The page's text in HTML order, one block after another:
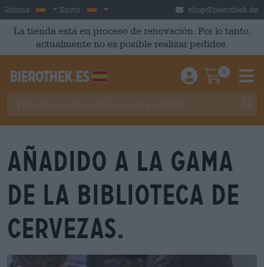
Skip to main content
Idioma: Spanish
Envío: España shop@bierothek.de
La tienda está en proceso de renovación. Por lo tanto,
actualmente no es posible realizar pedidos.
Einloggen /
0
Añadido a la gama
de la biblioteca de
cervezas.